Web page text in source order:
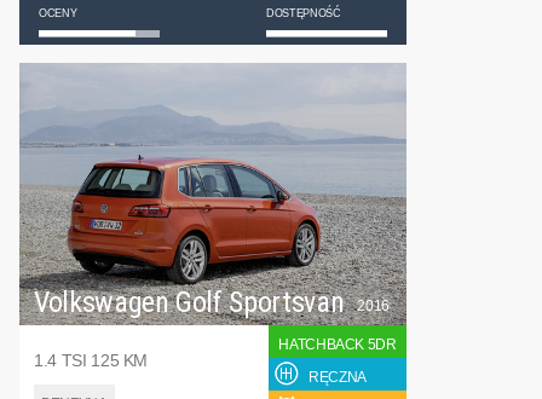
OCENY DOSTĘPNOŚĆ
Volkswagen Golf Sportsvan
1.4 TSI 125 KM
2016
HATCHBACK 5DR
RĘCZNA